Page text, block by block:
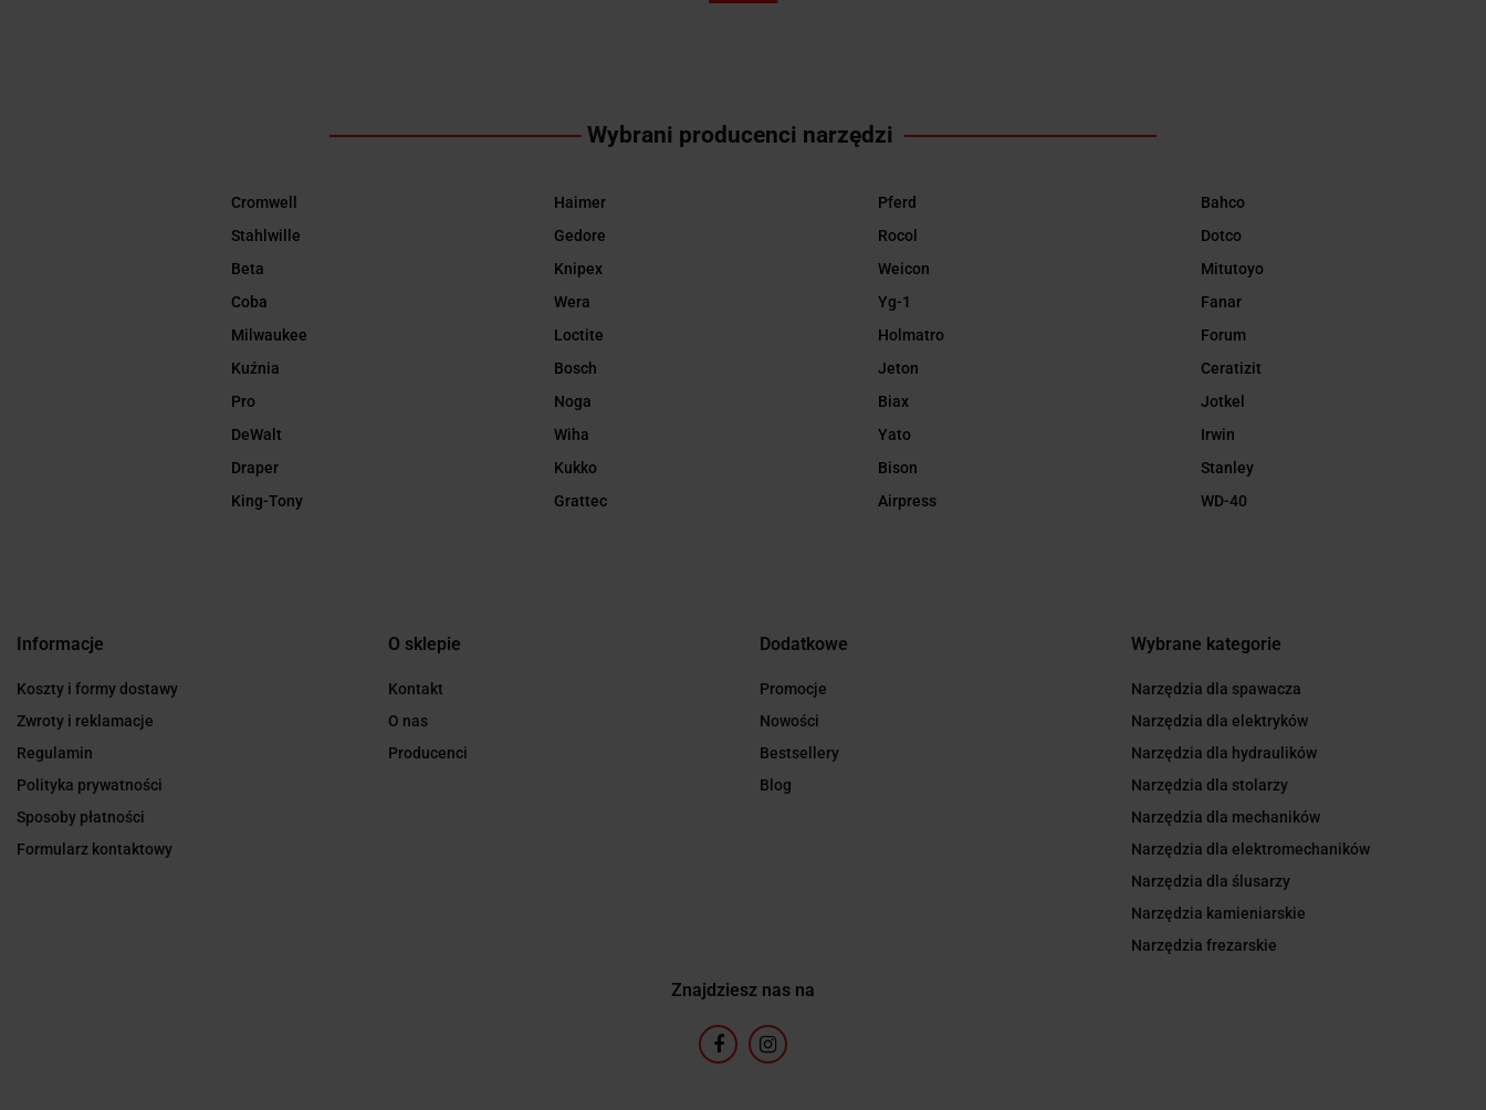
Wybrani producenci narzędzi
Cromwell
Stahlwille
Beta
Coba
Milwaukee
Kuźnia
Pro
DeWalt
Draper
King-Tony
Haimer
Gedore
Knipex
Wera
Loctite
Bosch
Noga
Wiha
Kukko
Grattec
Pferd
Rocol
Weicon
Yg-1
Holmatro
Jeton
Biax
Yato
Bison
Airpress
Bahco
Dotco
Mitutoyo
Fanar
Forum
Ceratizit
Jotkel
Irwin
Stanley
WD-40
Informacje
Koszty i formy dostawy
Zwroty i reklamacje
Regulamin
Polityka prywatności
Sposoby płatności
Formularz kontaktowy
O sklepie
Kontakt
O nas
Producenci
Dodatkowe
Promocje
Nowości
Bestsellery
Blog
Wybrane kategorie
Narzędzia dla spawacza
Narzędzia dla elektryków
Narzędzia dla hydraulików
Narzędzia dla stolarzy
Narzędzia dla mechaników
Narzędzia dla elektromechaników
Narzędzia dla ślusarzy
Narzędzia kamieniarskie
Narzędzia frezarskie
Znajdziesz nas na